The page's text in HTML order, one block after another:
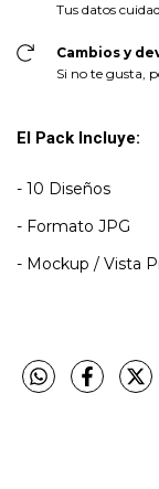
Tus datos
Cambios y
Si no te gusta,
El Pack Incluye:
- 10 Diseños
- Formato JPG
- Mockup / Vista